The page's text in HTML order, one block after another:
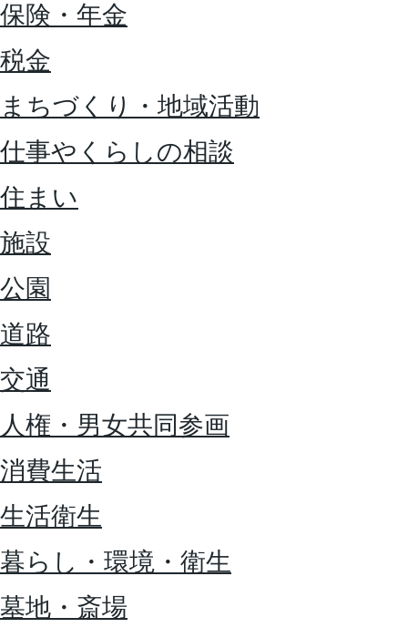
保険・年金
税金
まちづくり・地域活動
仕事やくらしの相談
住まい
施設
公園
道路
交通
人権・男女共同参画
消費生活
生活衛生
暮らし・環境・衛生
墓地・斎場